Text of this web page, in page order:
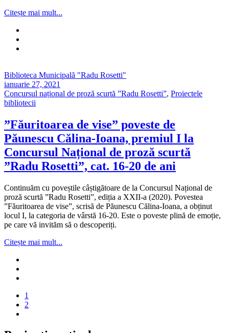
Citește mai mult...
Biblioteca Municipală "Radu Rosetti"
ianuarie 27, 2021
Concursul național de proză scurtă ”Radu Rosetti”, Proiectele
bibliotecii
”Făuritoarea de vise” poveste de
Păunescu Călina-Ioana, premiul I la
Concursul Național de proză scurtă
”Radu Rosetti”, cat. 16-20 de ani
Continuăm cu poveștile câștigătoare de la Concursul Național de
proză scurtă ”Radu Rosetti”, ediția a XXII-a (2020). Povestea
”Făuritoarea de vise”, scrisă de Păunescu Călina-Ioana, a obținut
locul I, la categoria de vârstă 16-20. Este o poveste plină de emoție,
pe care vă invităm să o descoperiți.
Citește mai mult...
1
2